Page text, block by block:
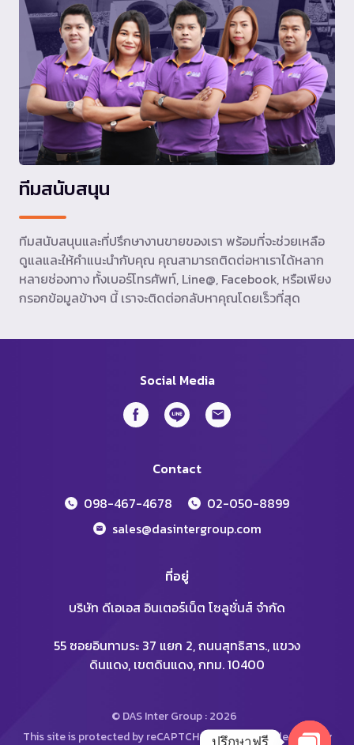
ทีมสนับสนุน
ทีมสนับสนุนและที่ปรึกษางานขายของเรา พร้อมที่จะช่วยเหลือ
ดูแลและให้คำแนะนำกับคุณ คุณสามารถติดต่อหาเราได้หลาก
หลายช่องทาง ทั้งเบอร์โทรศัพท์, Line@, Facebook, หรือเพียง
กรอกข้อมูลข้างๆ นี้ เราจะติดต่อกลับหาคุณโดยเร็วที่สุด
Social Media
Contact
098-467-4678
02-050-8899
sales@dasintergroup.com
ที่อยู่
บริษัท ดีเอเอส อินเตอร์เน็ต โซลูชั่นส์ จำกัด
55 ซอยอินทามระ 37 แยก 2, ถนนสุทธิสาร., แขวง
ดินแดง, เขตดินแดง, กทม. 10400
© DAS Inter Group : 2026
This site is protected by reCAPTCHA and the Google Privacy
ปรึกษาฟรี